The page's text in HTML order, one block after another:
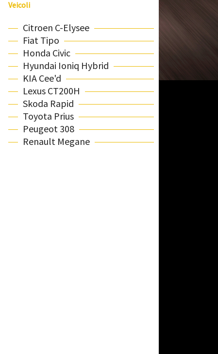
Veicoli
Citroen C-Elysee
Fiat Tipo
Honda Civic
Hyundai Ioniq Hybrid
KIA Cee'd
Lexus CT200H
Skoda Rapid
Toyota Prius
Peugeot 308
Renault Megane